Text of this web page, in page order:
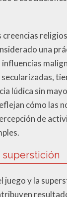
creencias
una
influencias
secularizadas,
lúdica sin
cómo las
de
superstición
juego y la